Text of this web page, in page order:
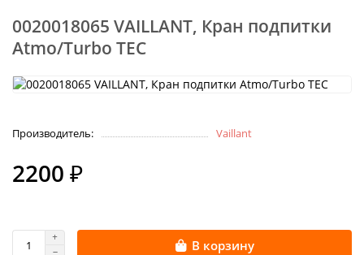
0020018065 VAILLANT, Кран подпитки
Atmo/Turbo TEC
Производитель: Vaillant
2200 ₽
В корзину